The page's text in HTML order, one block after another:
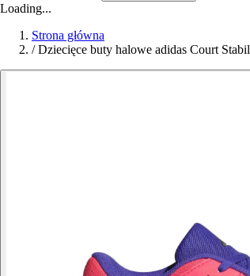
Loading...
Strona główna
/ Dziecięce buty halowe adidas Court Stabil